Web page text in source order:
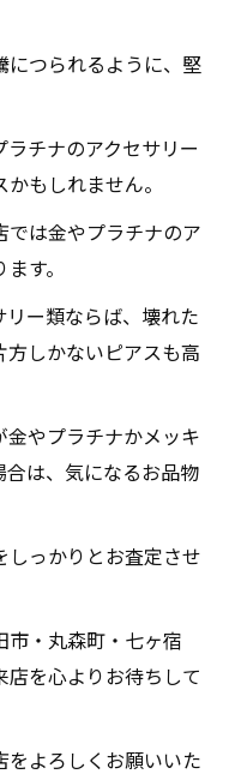
につられるように、堅
チナのアクセサリー
もしれません。
では金やプラチナのア
す。
ー類ならば、壊れた
方しかないピアスも高
金やプラチナかメッキ
は、気になるお品物
しっかりとお査定させ
市・丸森町・七ヶ宿
を心よりお待ちして
をよろしくお願いいた